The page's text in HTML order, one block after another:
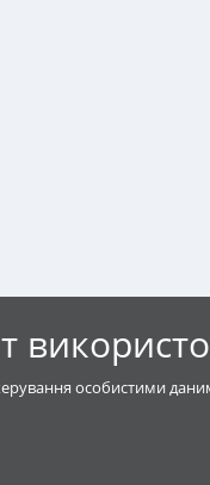
особистими